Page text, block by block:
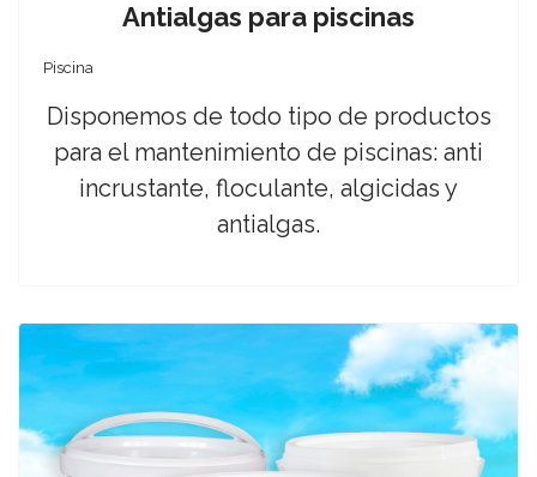
Antialgas para piscinas
Piscina
Disponemos de todo tipo de productos
para el mantenimiento de piscinas: anti
incrustante, floculante, algicidas y
antialgas.